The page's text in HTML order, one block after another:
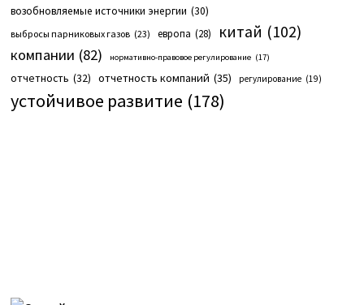
возобновляемые источники энергии (30)
выбросы парниковых газов (23) европа (28) китай (102)
компании (82) нормативно-правовое регулирование (17)
отчетность (32) отчетность компаний (35) регулирование (19)
устойчивое развитие (178)